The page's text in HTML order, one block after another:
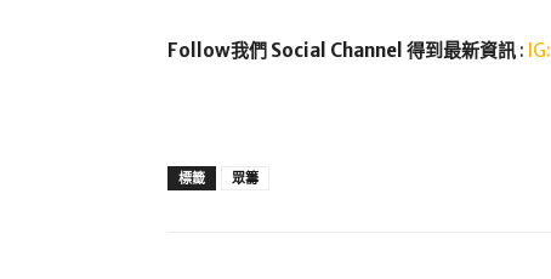
Follow我們 Social Channel 得到最新資訊 : IG:
標籤 眾籌